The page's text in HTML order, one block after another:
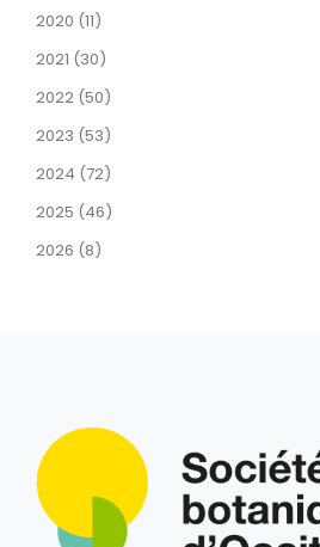
2020 (11)
2021 (30)
2022 (50)
2023 (53)
2024 (72)
2025 (46)
2026 (8)